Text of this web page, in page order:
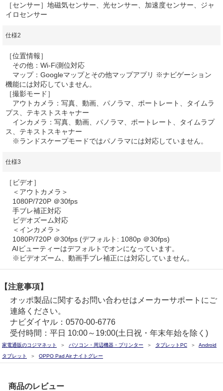
［センサー］地磁気センサー、光センサー、加速度センサー、ジャ
イロセンサー
仕様2
［位置情報］
その他：Wi-Fi測位対応
マップ：Googleマップとその他マップアプリ ※ナビゲーション
機能には対応していません。
［撮影モード］
アウトカメラ：写真、動画、パノラマ、ポートレート、タイムラ
プス、テキストスキャナー
インカメラ：写真、動画、パノラマ、ポートレート、タイムラプ
ス、テキストスキャナー
※ランドスケープモードではパノラマには対応していません。
仕様3
［ビデオ］
＜アウトカメラ＞
1080P/720P ＠30fps
手ブレ補正対応
ビデオズーム対応
＜インカメラ＞
1080P/720P ＠30fps (デフォルト: 1080p ＠30fps)
AIビューティーはデフォルトでオンになっています。
※ビデオズーム、動画手ブレ補正には対応していません。
【注意事項】
オッポ製品に関するお問い合わせはメーカーサポートにご
連絡ください。
ナビダイヤル：0570-00-6776
受付時間：平日 10:00～19:00(土日祝・年末年始を除く)
家電通販のコジマネット パソコン・周辺機器・プリンター タブレットPC
Android
タブレット
OPPO Pad Air ナイトグレー
商品のレビュー